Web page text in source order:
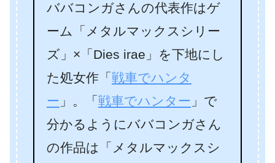
ババコンガさんの代表作はゲ
ーム「メタルマックスシリー
ズ」×「Dies irae」を下地にし
た処女作「 戦車でハンタ
ー 」。「 戦車でハンター 」で
分かるようにババコンガさん
の作品は「メタルマックスシ